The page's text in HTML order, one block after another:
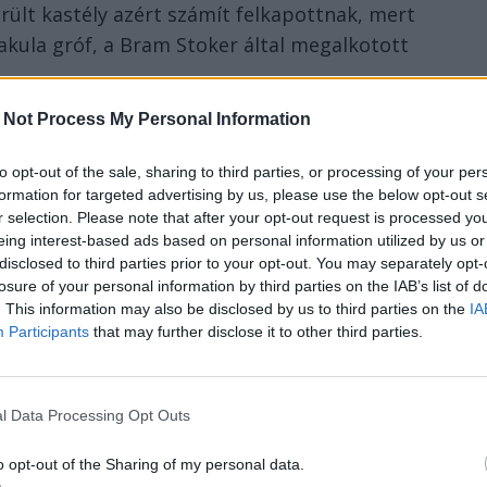
Not Process My Personal Information
opt-out of the sale, sharing to third parties, or processing of your
for targeted advertising by us, please use the below opt-out
selection. Please note that after your opt-out request is processed
interest-based ads based on personal information utilized by us
to third parties prior to your opt-out. You may separately
of your personal information by third parties on the IAB’s list of
This information may also be disclosed by us to third parties on the
Participants that may further disclose it to other third parties.
Data Processing Opt Outs
opt-out of the Sharing of my personal data.
kastély azért számít felkapottnak, mert
gróf, a Bram Stoker által megalkotott
fejedelem, III. avagy Karóbahúzó
volt, itt legfeljebb csak megszállt
itt raboskodhatott egy ideig.
az, hogy egy kellemes kirándulás és egy
ahhoz, hogy minél hamarabb
közlekedést népszerűsítő Zöld péntek
isbeoltjákaz autós oltóponton.